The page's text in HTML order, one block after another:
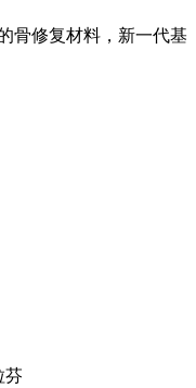
骨修复材料，新一代基
芬